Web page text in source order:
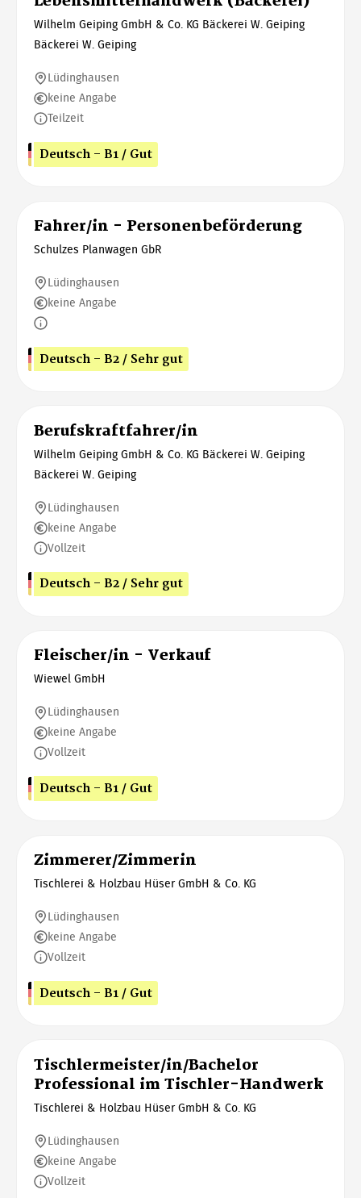
Wilhelm Geiping GmbH & Co. KG Bäckerei W. Geiping
Bäckerei W. Geiping
Lüdinghausen
keine Angabe
Teilzeit
Deutsch - B1 / Gut
Fahrer/in - Personenbeförderung
Schulzes Planwagen GbR
Lüdinghausen
keine Angabe
Deutsch - B2 / Sehr gut
Berufskraftfahrer/in
Wilhelm Geiping GmbH & Co. KG Bäckerei W. Geiping
Bäckerei W. Geiping
Lüdinghausen
keine Angabe
Vollzeit
Deutsch - B2 / Sehr gut
Fleischer/in - Verkauf
Wiewel GmbH
Lüdinghausen
keine Angabe
Vollzeit
Deutsch - B1 / Gut
Zimmerer/Zimmerin
Tischlerei & Holzbau Hüser GmbH & Co. KG
Lüdinghausen
keine Angabe
Vollzeit
Deutsch - B1 / Gut
Tischlermeister/in/Bachelor
Professional im Tischler-Handwerk
Tischlerei & Holzbau Hüser GmbH & Co. KG
Lüdinghausen
keine Angabe
Vollzeit